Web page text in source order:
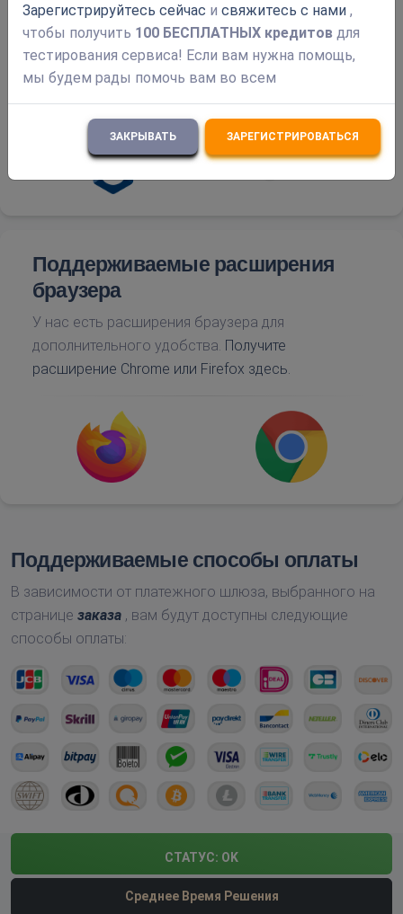
Поддерживаемые расширения
браузера
У нас есть расширения браузера для
дополнительного удобства. Получите
расширение Chrome или Firefox здесь.
Поддерживаемые способы оплаты
В зависимости от платежного шлюза, выбранного на
странице заказа , вам будут доступны следующие
способы оплаты:
СТАТУС: OK
Среднее Время Решения
Зарегистрируйтесь сейчас и свяжитесь с нами ,
чтобы получить 100 БЕСПЛАТНЫХ кредитов для
тестирования сервиса! Если вам нужна помощь,
мы будем рады помочь вам во всем
ЗАКРЫВАТЬ ЗАРЕГИСТРИРОВАТЬСЯ